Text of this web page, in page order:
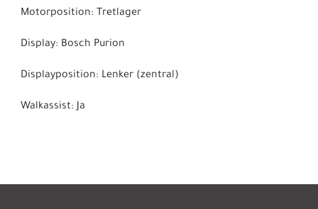
Motorposition: Tretlager
Display: Bosch Purion
Displayposition: Lenker (zentral)
Walkassist: Ja